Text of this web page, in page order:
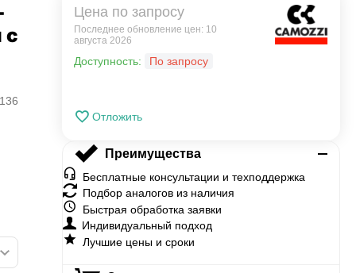
с
Цена по запросу
Последнее обновление цен: 10
августа 2026
Доступность: По запросу
Отложить
Преимущества
Бесплатные консультации и техподдержка
Подбор аналогов из наличия
Быстрая обработка заявки
Индивидуальный подход
Лучшие цены и сроки